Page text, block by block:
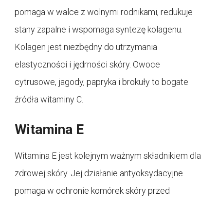
pomaga w walce z wolnymi rodnikami, redukuje
stany zapalne i wspomaga syntezę kolagenu.
Kolagen jest niezbędny do utrzymania
elastyczności i jędrności skóry. Owoce
cytrusowe, jagody, papryka i brokuły to bogate
źródła witaminy C.
Witamina E
Witamina E jest kolejnym ważnym składnikiem dla
zdrowej skóry. Jej działanie antyoksydacyjne
pomaga w ochronie komórek skóry przed